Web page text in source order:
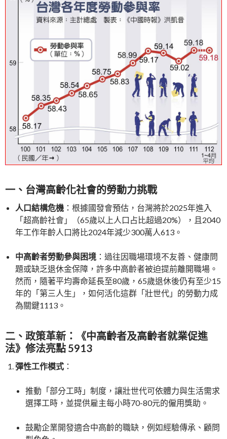
一、台灣高齡化社會的勞動力挑戰
人口結構危機 ：根據國發會預估，台灣將於2025年進入
「超高齡社會」（65歲以上人口占比超過20%），且2040
年工作年齡人口將比2024年減少300萬人613 。
中高齡者勞動參與困境 ：過往因職場環境不友善、健康問
題或缺乏退休金保障，許多中高齡者被迫提前離開職場。
然而，隨著平均壽命延長至80歲，65歲退休後仍有至少15
年的「第三人生」，如何活化這群「壯世代」的勞動力成
為關鍵1113 。
二、政策革新：《中高齡者及高齡者就業促進
法》修法亮點 5913
彈性工作模式 ：
推動「部分工時」制度，讓壯世代可依體力與生活需求
選擇工時，並提供雇主每小時70-80元的僱用獎助。
鼓勵企業開發適合中高齡的職缺，例如經驗傳承、顧問